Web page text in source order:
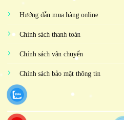
Hướng dẫn mua hàng online
Chính sách thanh toán
Chính sách vận chuyển
Chính sách bảo mật thông tin